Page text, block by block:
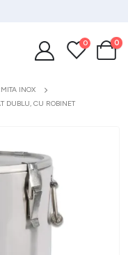
0 0
INOX
DUBLU, CU ROBINET